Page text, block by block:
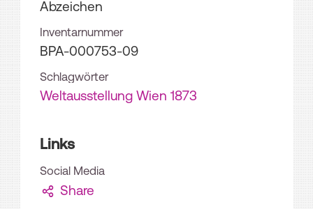
Abzeichen
Inventarnummer
BPA-000753-09
Schlagwörter
Weltausstellung Wien 1873
Links
Social Media
Share